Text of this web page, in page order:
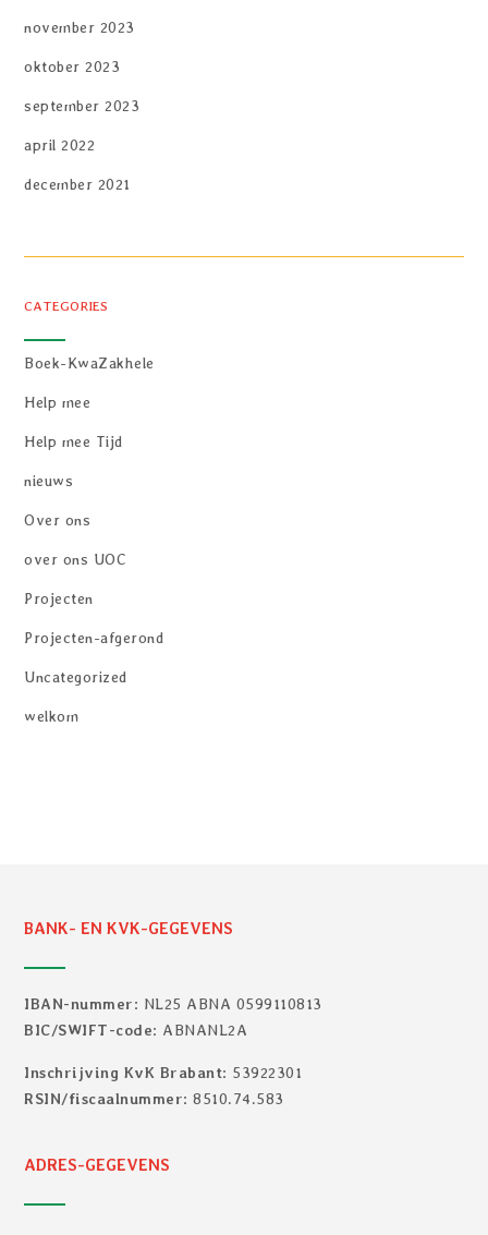
november 2023
oktober 2023
september 2023
april 2022
december 2021
CATEGORIES
Boek-KwaZakhele
Help mee
Help mee Tijd
nieuws
Over ons
over ons UOC
Projecten
Projecten-afgerond
Uncategorized
welkom
BANK- EN KVK-GEGEVENS
IBAN-nummer: NL25 ABNA 0599110813
BIC/SWIFT-code: ABNANL2A
Inschrijving KvK Brabant: 53922301
RSIN/fiscaalnummer: 8510.74.583
ADRES-GEGEVENS